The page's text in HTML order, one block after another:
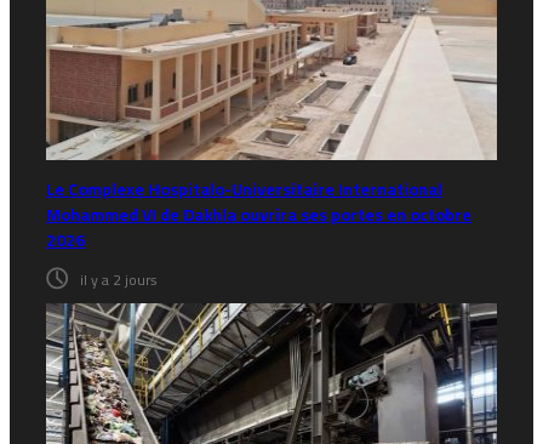
Le Complexe Hospitalo-Universitaire International
Mohammed VI de Dakhla ouvrira ses portes en octobre
2026
il y a 2 jours